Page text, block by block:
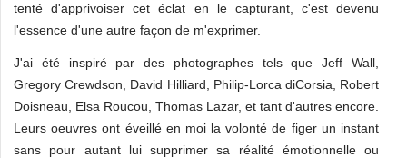
tenté d'apprivoiser cet éclat en le capturant, c'est devenu
l'essence d'une autre façon de m'exprimer.
J'ai été inspiré par des photographes tels que Jeff Wall,
Gregory Crewdson, David Hilliard, Philip-Lorca diCorsia, Robert
Doisneau, Elsa Roucou, Thomas Lazar, et tant d'autres encore.
Leurs oeuvres ont éveillé en moi la volonté de figer un instant
sans pour autant lui supprimer sa réalité émotionnelle ou